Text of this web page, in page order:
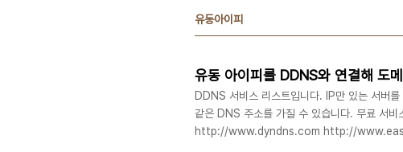
유동아이피
유동 아이피를 DDNS와 연결해 도
DDNS 서비스 리스트입니다. IP만 있는 서버
같은 DNS 주소를 가질 수 있습니다. 무료 서비
http://www.dyndns.com http://